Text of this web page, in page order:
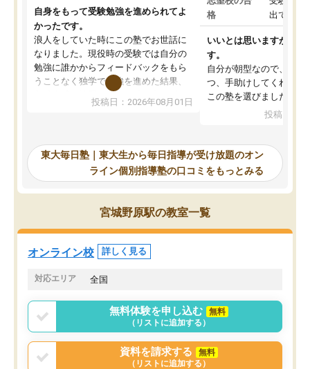
自身をもって受験勉強を進められてよ
かったです。
浪人をしていた時にこの塾でお世話に
なりました。現役時の受験では自分の
勉強に誰かからフィードバックをもら
うことなく独学で勉強を進めた結果、
入試本番に地歴の学習が間に合わず不
合格となってしまいました。その経験
東大毎日塾にたどり着きました。学習
の長期計画や日々の勉強のやり方につ
いて客観的なアドバイスをいただけた
ので、自信をもって受験勉強を進める
ことができました。自分のように勉強
のやり方や進捗管理で苦労している方
には特におすすめしたい塾です。
投稿日：2026年08月01日
格
出ていな
いいとは思いますが、料
す。
自分が朝型なので、自習
つ、手助けしてくれる設
この塾を選びました。
投稿日：
東大毎日塾｜東大生から毎日指導が受け放題のオン
ライン個別指導塾の口コミをもっとみる
宮城野原駅の教室一覧
オンライン校 詳しく見る
対応エリア 全国
無料体験を申し込む
無料
（リストに追加する）
資料を請求する
無料
（リストに追加する）